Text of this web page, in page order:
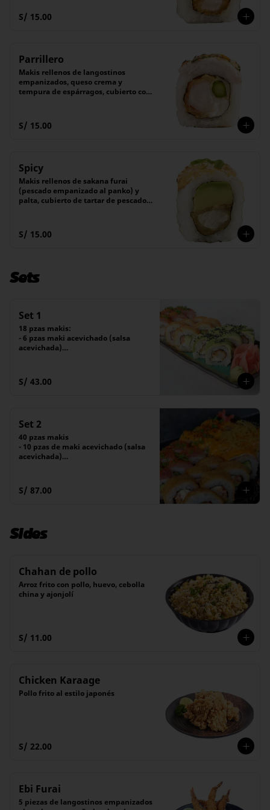
S/ 15.00
Parrillero
Makis rellenos de langostinos
empanizados, queso crema y
tempura de espárragos, cubierto con
Acompañado de nuestra receta
secreta de shoyu.
S/ 15.00
Spicy
Makis rellenos de sakana furai
(pescado empanizado al panko) y
palta, cubierto de tartar de pescado
(6 unidades).
S/ 15.00
Sets
Set 1
18 pzas makis:
- 6 pzas maki acevichado (salsa
acevichada)
S/ 43.00
Set 2
40 pzas makis
- 10 pzas de maki acevichado (salsa
acevichada)
- 10 pzas de maki dragón
S/ 87.00
Sides
Chahan de pollo
Arroz frito con pollo, huevo, cebolla
china y ajonjolí
S/ 11.00
Chicken Karaage
Pollo frito al estilo japonés
S/ 22.00
Ebi Furai
5 piezas de langostinos empanizados